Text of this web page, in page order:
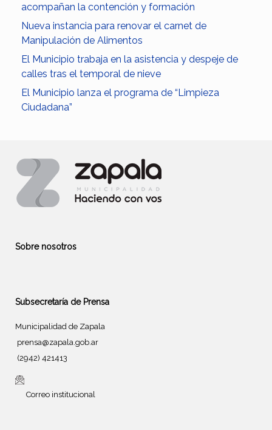
acompañan la contención y formación
Nueva instancia para renovar el carnet de
Manipulación de Alimentos
El Municipio trabaja en la asistencia y despeje de
calles tras el temporal de nieve
El Municipio lanza el programa de “Limpieza
Ciudadana”
Sobre nosotros
Subsecretaría de Prensa
Municipalidad de Zapala
prensa@zapala.gob.ar
(2942) 421413
Correo institucional